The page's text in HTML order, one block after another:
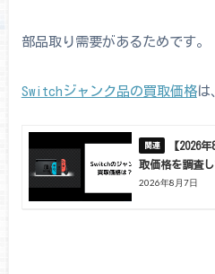
部品取り需要があるためです。
Switchジャンク品の買取価格は
【2026
取価格を調査し
2026年8月7日